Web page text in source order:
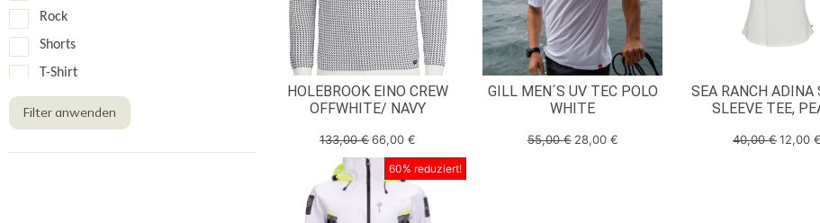
Rock
Shorts
T-Shirt
Filter anwenden
HOLEBROOK EINO CREW
OFFWHITE/ NAVY
133,00€66,00€
GILL MEN´S UV TEC POLO
WHITE
55,00€ 28,00 €
SEA RANCH ADINA
SLEEVE TEE,
40,00€12,00€
60% reduziert!